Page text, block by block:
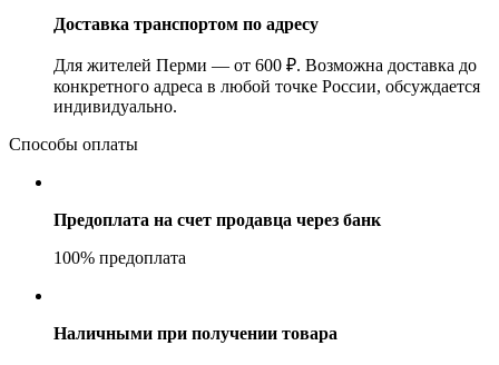
Доставка транспортом по адресу
Для жителей Перми — от 600 ₽. Возможна доставка до
конкретного адреса в любой точке России, обсуждается
индивидуально.
Способы оплаты
Предоплата на счет продавца через банк
100% предоплата
Наличными при получении товара